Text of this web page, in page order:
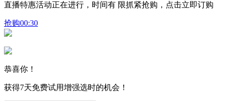
直播特惠活动正在进行，时间有 限抓紧抢购，点击立即订购
抢购00:30
恭喜你！
获得7天免费试用增强选时的机会！